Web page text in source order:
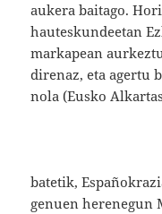
aukera baitago.
hauteskundeetan
markapean
direnaz, eta agertu
nola (Eusko
batetik,
genuen herenegun